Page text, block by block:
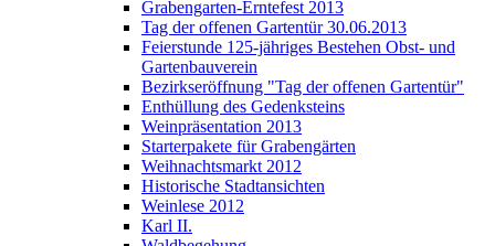
Grabengarten-Erntefest 2013
Tag der offenen Gartentür 30.06.2013
Feierstunde 125-jähriges Bestehen Obst- und
Gartenbauverein
Bezirkseröffnung "Tag der offenen Gartentür"
Enthüllung des Gedenksteins
Weinpräsentation 2013
Starterpakete für Grabengärten
Weihnachtsmarkt 2012
Historische Stadtansichten
Weinlese 2012
Karl II.